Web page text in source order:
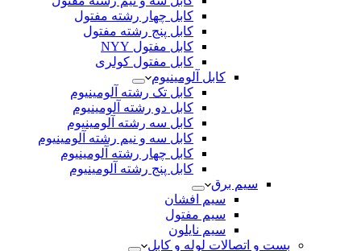
کابل چهار رشته مفتول
کابل پنج رشته مفتول
کابل مفتول NYY
کابل مفتول کولری
کابل آلومینیوم
کابل تک رشته آلومینیوم
کابل دو رشته آلومینیوم
کابل سه رشته آلومینیوم
کابل سه و نیم رشته آلومینیوم
کابل چهار رشته آلومینیوم
کابل پنج رشته آلومینیوم
سیم برق
سیم افشان
سیم مفتول
سیم نایلون
بست و اتصالات لوله و کابل